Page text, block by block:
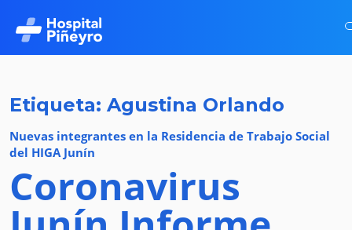
Etiqueta: Agustina Orlando
Nuevas integrantes en la Residencia de Trabajo Social
del HIGA Junín
Coronavirus